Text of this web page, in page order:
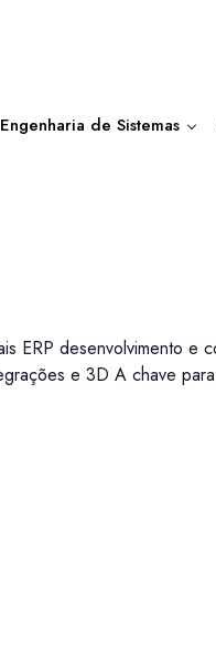
Engenharia de Sistemas